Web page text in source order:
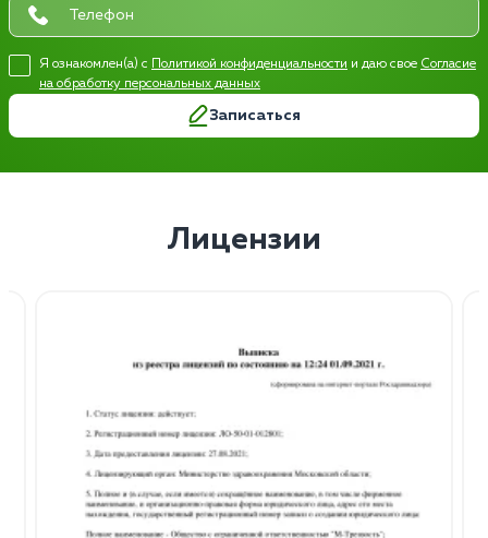
Я ознакомлен(а) с Политикой конфиденциальности и даю свое Согласие
на обработку персональных данных
Записаться
Лицензии